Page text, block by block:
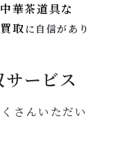
華茶道具な
取 に自信があり
ービス
さんいただい